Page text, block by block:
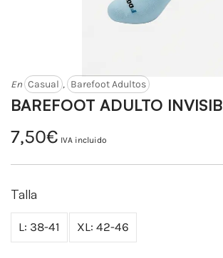
En Casual , Barefoot Adultos
BAREFOOT ADULTO
7,50€ IVA incluido
Talla
L: 38-41 XL: 42-46